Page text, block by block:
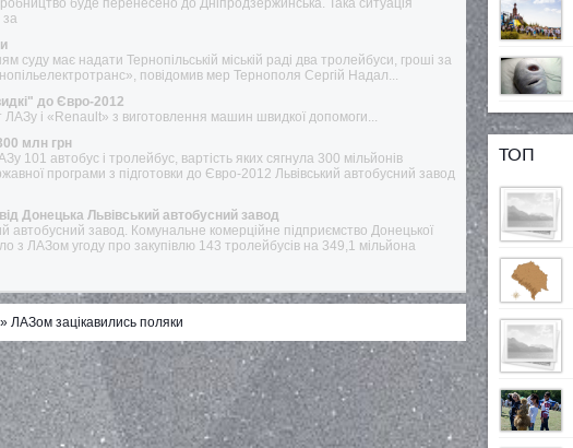
буде перенесено до Дніпродзержинська. Така ситуація
за
суду має надати Тернопільській міській раді два тролейбуси, гроші за
повідомив мер Тернополя Сергій Надал...
до Євро-2012
ЛАЗу і «Renault» з виготовлення машин швидкої допомоги...
млн грн
101 автобус і тролейбус, вартість яких сягнула 300 мільйонів
програми з підготовки до Євро-2012 Львівський автобусний завод
Донецька Львівський автобусний завод
автобусний завод. Комунальне комерційне підприємство Донецької
з ЛАЗом угоду про закупівлю 143 тролейбусів на 349,1 мільйона
» ЛАЗом зацікавились поляки
ТОП